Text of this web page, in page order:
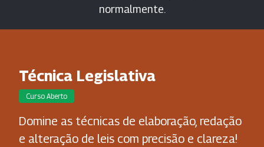
normalmente.
Técnica Legislativa
Curso Aberto
Domine as técnicas de elaboração, redação
e alteração de leis com precisão e clareza!